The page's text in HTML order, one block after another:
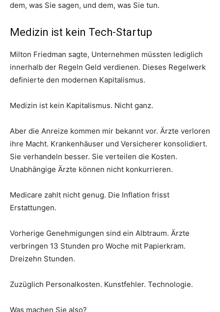
dem, was Sie sagen, und dem, was Sie tun.
Medizin ist kein Tech-Startup
Milton Friedman sagte, Unternehmen müssten lediglich
innerhalb der Regeln Geld verdienen. Dieses Regelwerk
definierte den modernen Kapitalismus.
Medizin ist kein Kapitalismus. Nicht ganz.
Aber die Anreize kommen mir bekannt vor. Ärzte verloren
ihre Macht. Krankenhäuser und Versicherer konsolidiert.
Sie verhandeln besser. Sie verteilen die Kosten.
Unabhängige Ärzte können nicht konkurrieren.
Medicare zahlt nicht genug. Die Inflation frisst
Erstattungen.
Vorherige Genehmigungen sind ein Albtraum. Ärzte
verbringen 13 Stunden pro Woche mit Papierkram.
Dreizehn Stunden.
Zuzüglich Personalkosten. Kunstfehler. Technologie.
Was machen Sie also?